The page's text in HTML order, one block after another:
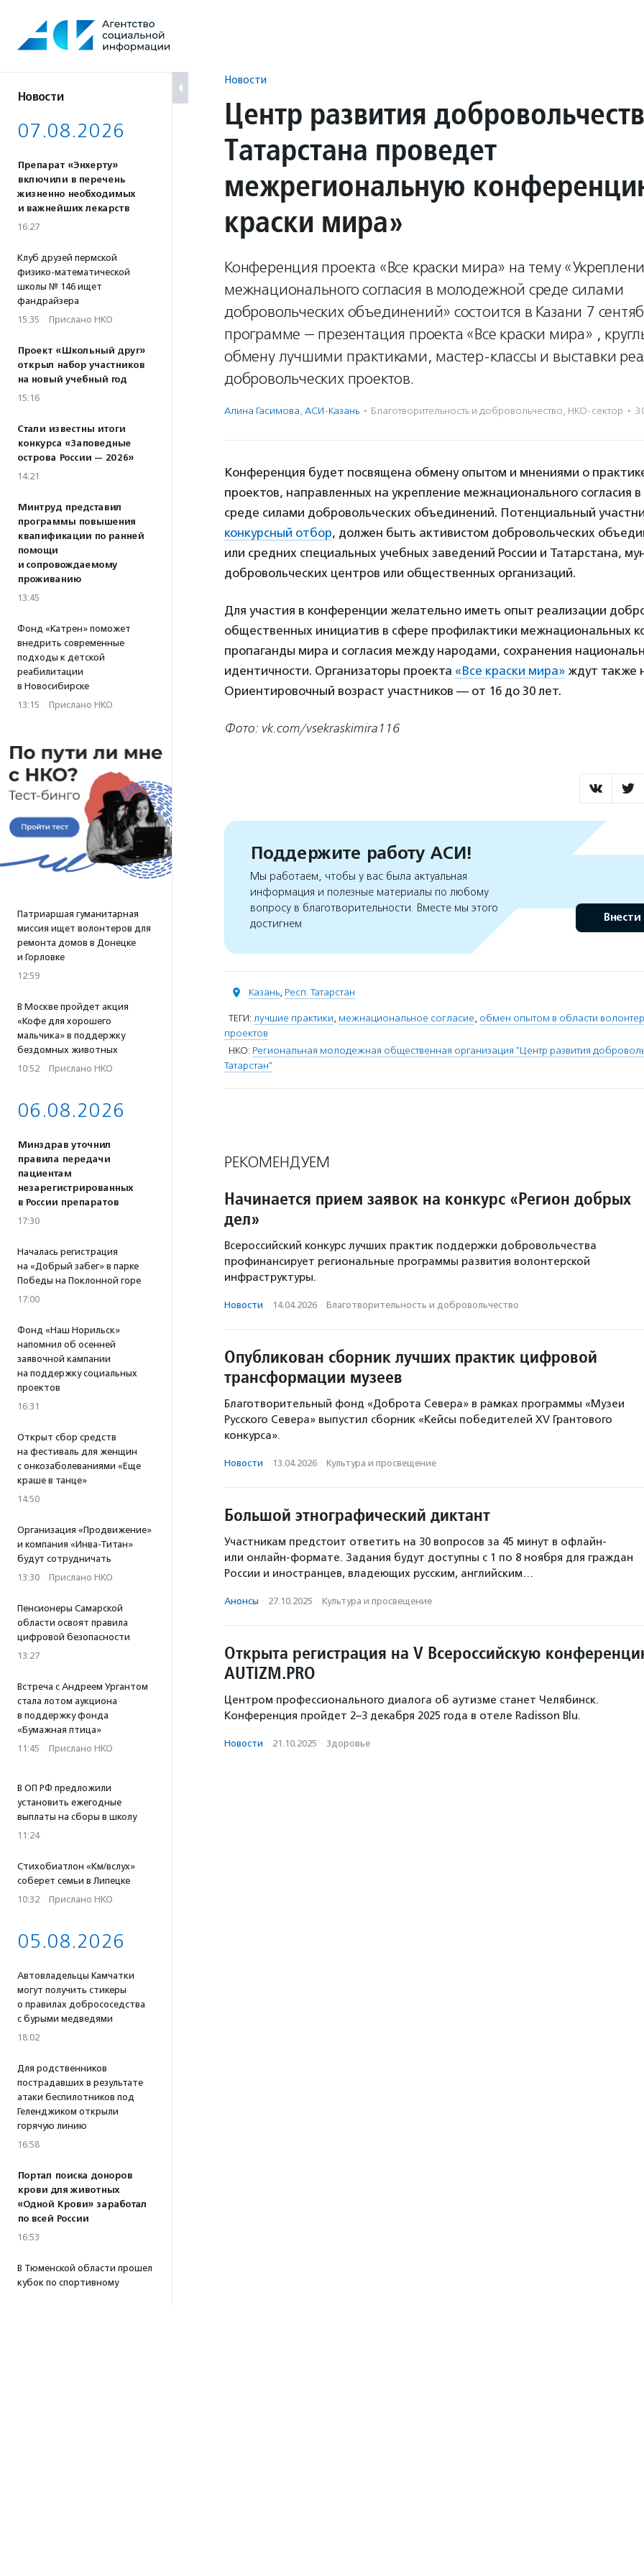
содержанию
Новости
07.08.2026
Препарат «Энхерту»
включили в перечень
жизненно необходимых
и важнейших лекарств
16:27
Клуб друзей пермской
физико-математической
школы № 146 ищет
фандрайзера
15:35 · Прислано НКО
Проект «Школьный друг»
открыл набор участников
на новый учебный год
15:16
Стали известны итоги
конкурса «Заповедные
острова России — 2026»
14:21
Минтруд представил
программы повышения
квалификации по ранней
помощи
и сопровождаемому
проживанию
13:45
Фонд «Катрен» поможет
внедрить современные
подходы к детской
реабилитации
в Новосибирске
13:15 · Прислано НКО
Патриаршая гуманитарная
миссия ищет волонтеров для
ремонта домов в Донецке
и Горловке
12:59
В Москве пройдет акция
«Кофе для хорошего
мальчика» в поддержку
бездомных животных
10:52 · Прислано НКО
06.08.2026
Минздрав уточнил
правила передачи
пациентам
незарегистрированных
в России препаратов
17:30
Началась регистрация
на «Добрый забег» в парке
Победы на Поклонной горе
17:00
Фонд «Наш Норильск»
напомнил об осенней
заявочной кампании
на поддержку социальных
проектов
16:31
Открыт сбор средств
на фестиваль для женщин
с онкозаболеваниями «Еще
краше в танце»
14:50
Организация «Продвижение»
и компания «Инва-Титан»
будут сотрудничать
13:30 · Прислано НКО
Пенсионеры Самарской
области освоят правила
цифровой безопасности
13:27
Встреча с Андреем Ургантом
стала лотом аукциона
в поддержку фонда
«Бумажная птица»
11:45 · Прислано НКО
В ОП РФ предложили
установить ежегодные
выплаты на сборы в школу
11:24
Стихобиатлон «Км/вслух»
соберет семьи в Липецке
10:32 · Прислано НКО
05.08.2026
Автовладельцы Камчатки
могут получить стикеры
о правилах добрососедства
с бурыми медведями
18:02
Для родственников
пострадавших в результате
атаки беспилотников под
Геленджиком открыли
горячую линию
16:58
Портал поиска доноров
крови для животных
«Одной Крови» заработал
по всей России
16:53
В Тюменской области прошел
кубок по спортивному
Новости
Центр развития
Татарстана проведет
межрегиональную
краски мира»
Конференция проекта «Все краски мира» на тему
межнационального согласия в молодежной среде силами
добровольческих объединений» состоится в Казани 7
программе — презентация проекта «Все краски мира» ,
обмену лучшими практиками, мастер-классы и выставки
добровольческих проектов.
Алина Гасимова, АСИ-Казань · Благотвори­тель­ность и доброволь­чест­во, НКО-сектор ·
Конференция будет посвящена обмену опытом и мнениями о
проектов, направленных на укрепление межнационального согласия
среде силами добровольческих объединений. Потенциальный
конкурсный отбор, должен быть активистом добровольческих
или средних специальных учебных заведений России и Татарстана,
добровольческих центров или общественных организаций.
Для участия в конференции желательно иметь опыт реализации
общественных инициатив в сфере профилактики межнациональных
пропаганды мира и согласия между народами, сохранения
идентичности. Организаторы проекта «Все краски мира» ждут также
Ориентировочный возраст участников — от 16 до 30 лет.
Фото: vk.com/vsekraskimira116
Поддержите работу АСИ!
Мы работаем, чтобы у вас была актуальная
информация и полезные материалы по любому
вопросу в благотворительности. Вместе мы этого
достигнем
Внести
Казань, Респ. Татарстан
ТЕГИ: лучшие практики, межнациональное согласие, обмен опытом в области
проектов
НКО: Региональная молодежная общественная организация "Центр развития
Татарстан"
РЕКОМЕНДУЕМ
Начинается прием заявок на конкурс «Регион добрых
дел»
Всероссийский конкурс лучших практик поддержки добровольчества
профинансирует региональные программы развития волонтерской
инфраструктуры.
Новости · 14.04.2026 · Благотвори­тель­ность и доброволь­чест­во
Опубликован сборник лучших практик цифровой
трансформации музеев
Благотворительный фонд «Доброта Севера» в рамках программы «Музеи
Русского Севера» выпустил сборник «Кейсы победителей XV Грантового
конкурса».
Новости · 13.04.2026 · Культура и просвещение
Большой этнографический диктант
Участникам предстоит ответить на 30 вопросов за 45 минут в офлайн-
или онлайн-формате. Задания будут доступны с 1 по 8 ноября для граждан
России и иностранцев, владеющих русским, английским…
Анонсы · 27.10.2025 · Культура и просвещение
Открыта регистрация на V Всероссийскую
AUTIZM.PRO
Центром профессионального диалога об аутизме станет Челябинск.
Конференция пройдет 2–3 декабря 2025 года в отеле Radisson Blu.
Новости · 21.10.2025 · Здоровье